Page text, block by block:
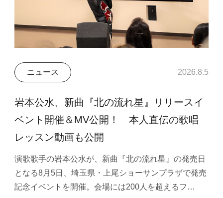
ニュース 2026.8.5
岩本公水、新曲『北の流れ星』リリースイ
ベント開催＆MV公開！ 本人直伝の歌唱
レッスン動画も公開
演歌歌手の岩本公水が、新曲『北の流れ星』の発売日
となる8月5日、埼玉県・上尾ショーサンプラザで発売
記念イベントを開催。会場には200人を超えるフ…